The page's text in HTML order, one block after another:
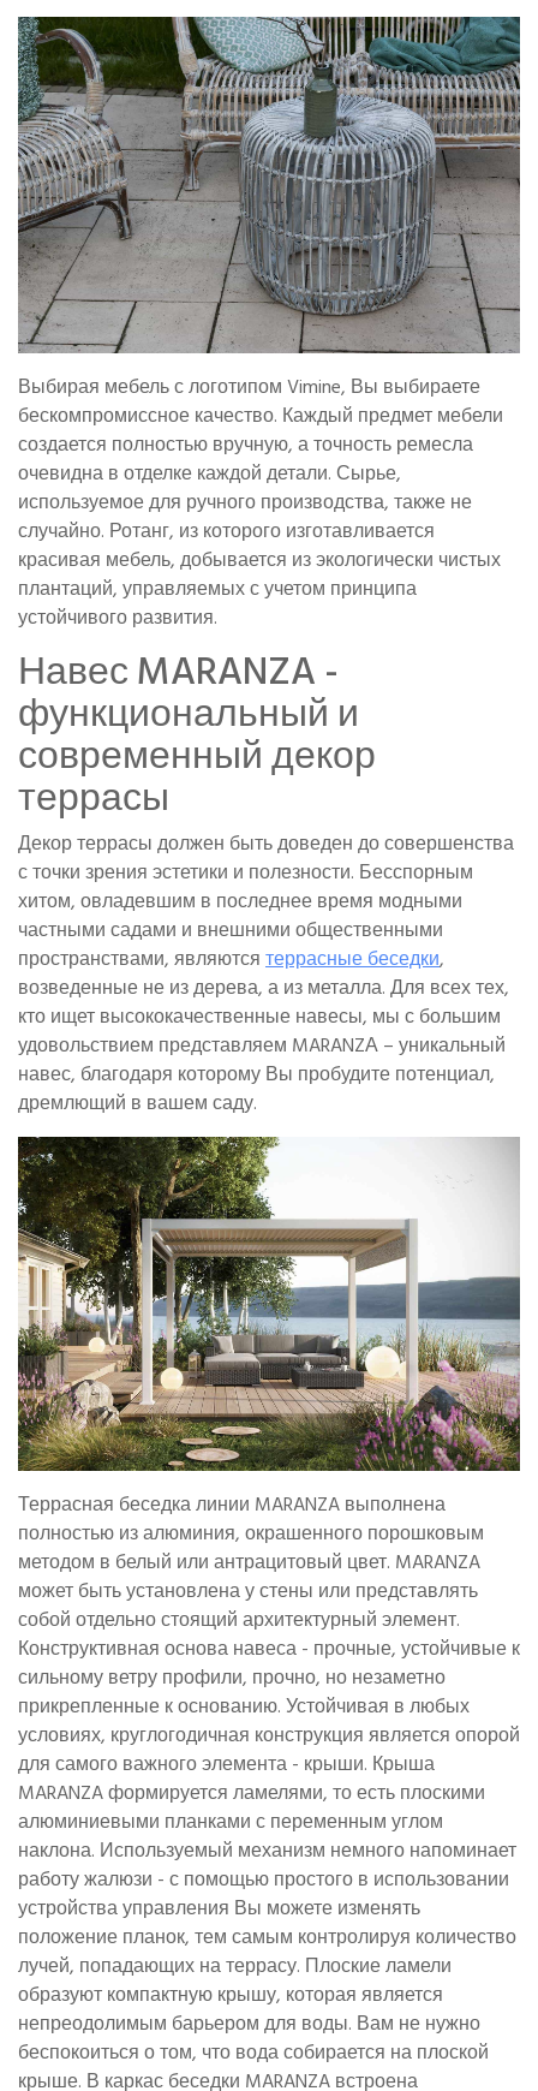
Выбирая мебель с логотипом Vimine, Вы выбираете
бескомпромиссное качество. Каждый предмет мебели
создается полностью вручную, а точность ремесла
очевидна в отделке каждой детали. Сырье,
используемое для ручного производства, также не
случайно. Ротанг, из которого изготавливается
красивая мебель, добывается из экологически чистых
плантаций, управляемых с учетом принципа
устойчивого развития.
Навес MARANZA -
функциональный и
современный декор
террасы
Декор террасы должен быть доведен до совершенства
с точки зрения эстетики и полезности. Бесспорным
хитом, овладевшим в последнее время модными
частными садами и внешними общественными
пространствами, являютсятеррасные беседки,
возведенные не из дерева, а из металла. Для всех тех,
кто ищет высококачественные навесы, мы с большим
удовольствием представляем MARANZА – уникальный
навес, благодаря которому Вы пробудите потенциал,
дремлющий в вашем саду.
Террасная беседка линии MARANZA выполнена
полностью из алюминия, окрашенного порошковым
методом в белый или антрацитовый цвет. MARANZA
может быть установлена у стены или представлять
собой отдельно стоящий архитектурный элемент.
Конструктивная основа навеса - прочные, устойчивые к
сильному ветру профили, прочно, но незаметно
прикрепленные к основанию. Устойчивая в любых
условиях, круглогодичная конструкция является опорой
для самого важного элемента - крыши. Крыша
MARANZA формируется ламелями, то есть плоскими
алюминиевыми планками с переменным углом
наклона. Используемый механизм немного напоминает
работу жалюзи - с помощью простого в использовании
устройства управления Вы можете изменять
положение планок, тем самым контролируя количество
лучей, попадающих на террасу. Плоские ламели
образуют компактную крышу, которая является
непреодолимым барьером для воды. Вам не нужно
беспокоиться о том, что вода собирается на плоской
крыше. В каркас беседки MARANZA встроена